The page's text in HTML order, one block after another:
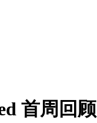
首周回顾